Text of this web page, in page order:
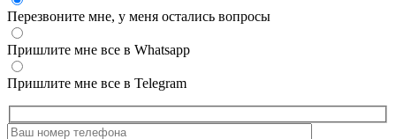
Перезвоните мне, у меня остались вопросы
Пришлите мне все в Whatsapp
Пришлите мне все в Telegram